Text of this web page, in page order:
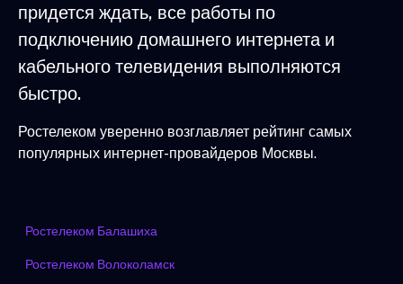
придется ждать, все работы по
подключению домашнего интернета и
кабельного телевидения выполняются
быстро.
Ростелеком уверенно возглавляет рейтинг самых
популярных интернет-провайдеров Москвы.
Ростелеком Балашиха
Ростелеком Волоколамск